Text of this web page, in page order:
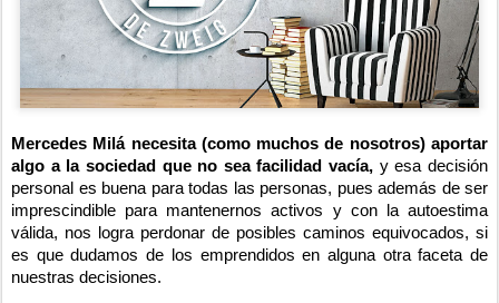
Mercedes Milá necesita (como muchos de nosotros) aportar
algo a la sociedad que no sea facilidad vacía, y esa decisión
personal es buena para todas las personas, pues además de ser
imprescindible para mantenernos activos y con la autoestima
válida, nos logra perdonar de posibles caminos equivocados, si
es que dudamos de los emprendidos en alguna otra faceta de
nuestras decisiones.